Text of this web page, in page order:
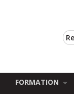
FORMATION